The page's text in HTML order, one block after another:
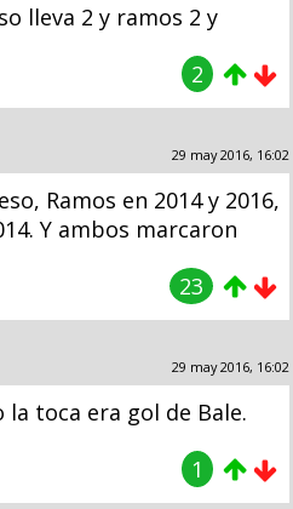
lleva 2 y ramos 2 y
2
29 may 2016, 16:02
Ramos en 2014 y 2016,
Y ambos marcaron
23
29 may 2016, 16:02
la toca era gol de Bale.
1